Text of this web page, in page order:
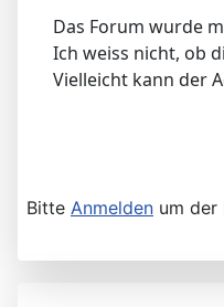
Das Forum wurde
Ich weiss nicht, ob
Vielleicht kann der
Bitte Anmelden um der